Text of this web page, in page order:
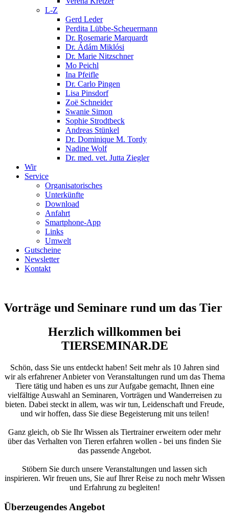
L-Z
Gerd Leder
Perdita Lübbe-Scheuermann
Dr. Rosemarie Marquardt
Dr. Ádám Miklósi
Dr. Marie Nitzschner
Mo Peichl
Ina Pfeifle
Dr. Carlo Pingen
Lisa Pinsdorf
Zoë Schneider
Swanie Simon
Sophie Strodtbeck
Andreas Stünkel
Dr. Dominique M. Tordy
Nadine Wolf
Dr. med. vet. Jutta Ziegler
Wir
Service
Organisatorisches
Unterkünfte
Download
Anfahrt
Smartphone-App
Links
Umwelt
Gutscheine
Newsletter
Kontakt
Vorträge und Seminare rund um das Tier
Herzlich willkommen bei
TIERSEMINAR.DE
Schön, dass Sie uns entdeckt haben! Seit mehr als 10 Jahren sind
wir als erfahrener Anbieter von Veranstaltungen rund um das Thema
Tiere tätig und haben es uns zur Aufgabe gemacht, Ihnen eine
vielfältige Auswahl an Seminaren, Vorträgen und Wanderreisen zu
bieten. Dabei steckt in allem, was wir tun, Leidenschaft und Freude,
und wir hoffen, dass Sie diese Begeisterung mit uns teilen!
Ganz gleich, ob Sie Ihr Wissen als Tiertrainer erweitern oder mehr
über das Verhalten von Tieren erfahren wollen - bei uns finden Sie
das passende Angebot.
Stöbern Sie durch unsere Veranstaltungen und lassen sich
inspirieren. Wir freuen uns, Sie auf Ihrer Reise zu noch mehr Wissen
und Erfahrung zu begleiten!
Überzeugendes Angebot